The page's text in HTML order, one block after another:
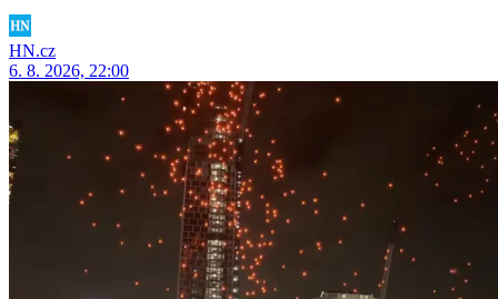
HN.cz
6. 8. 2026, 22:00